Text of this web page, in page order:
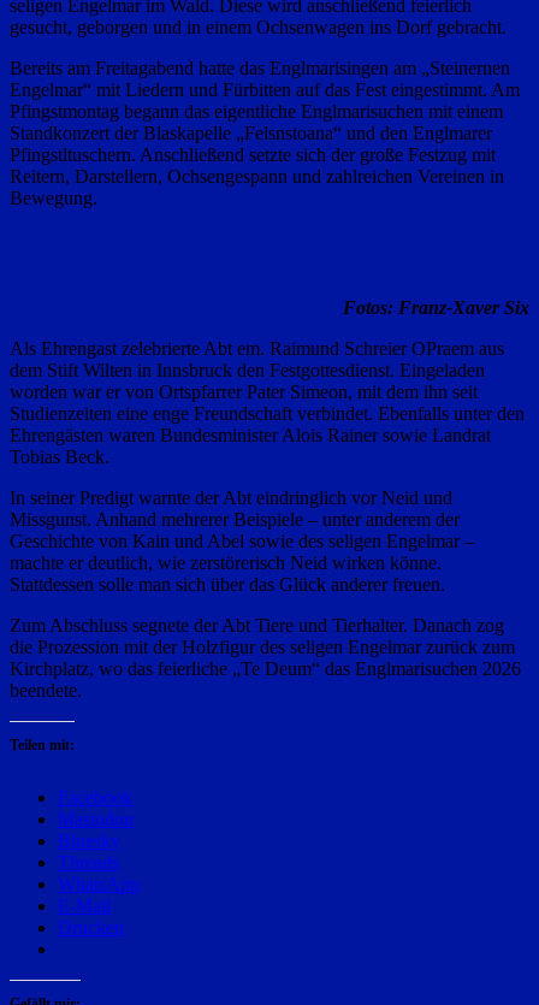
seligen Engelmar im Wald. Diese wird anschließend feierlich
gesucht, geborgen und in einem Ochsenwagen ins Dorf gebracht.
Bereits am Freitagabend hatte das Englmarisingen am „Steinernen
Engelmar“ mit Liedern und Fürbitten auf das Fest eingestimmt. Am
Pfingstmontag begann das eigentliche Englmarisuchen mit einem
Standkonzert der Blaskapelle „Felsnstoana“ und den Englmarer
Pfingstltuschern. Anschließend setzte sich der große Festzug mit
Reitern, Darstellern, Ochsengespann und zahlreichen Vereinen in
Bewegung.
Fotos: Franz-Xaver Six
Als Ehrengast zelebrierte Abt em. Raimund Schreier OPraem aus
dem Stift Wilten in Innsbruck den Festgottesdienst. Eingeladen
worden war er von Ortspfarrer Pater Simeon, mit dem ihn seit
Studienzeiten eine enge Freundschaft verbindet. Ebenfalls unter den
Ehrengästen waren Bundesminister Alois Rainer sowie Landrat
Tobias Beck.
In seiner Predigt warnte der Abt eindringlich vor Neid und
Missgunst. Anhand mehrerer Beispiele – unter anderem der
Geschichte von Kain und Abel sowie des seligen Engelmar –
machte er deutlich, wie zerstörerisch Neid wirken könne.
Stattdessen solle man sich über das Glück anderer freuen.
Zum Abschluss segnete der Abt Tiere und Tierhalter. Danach zog
die Prozession mit der Holzfigur des seligen Engelmar zurück zum
Kirchplatz, wo das feierliche „Te Deum“ das Englmarisuchen 2026
beendete.
Teilen mit:
Facebook
Mastodon
Bluesky
Threads
WhatsApp
E-Mail
Drucken